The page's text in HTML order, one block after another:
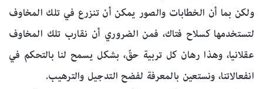
ولكن بما أن الخطابات والصور يمكن أن تنزرع في تلك المخاوف
لتستخدمها كسلاح فتاك، فمن الضروري أن نقارب تلك المخاوف
عقلانيا، وهذا رهان كل تربية حقّ، بشكل يسمح لنا بالتحكم في
انفعالاتنا، ونستعين بالمعرفة لفضح التدجيل والترهيب.